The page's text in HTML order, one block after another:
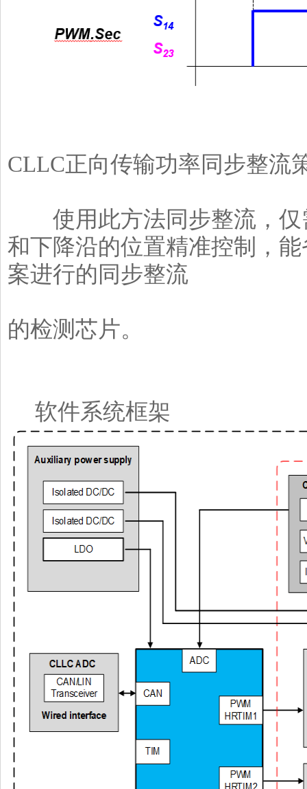
CLLC正向传输功率同步整流
使用此方法同步整流，仅
和下降沿的位置精准控制，
案进行的同步整流
的检测芯片。
软件系统框架